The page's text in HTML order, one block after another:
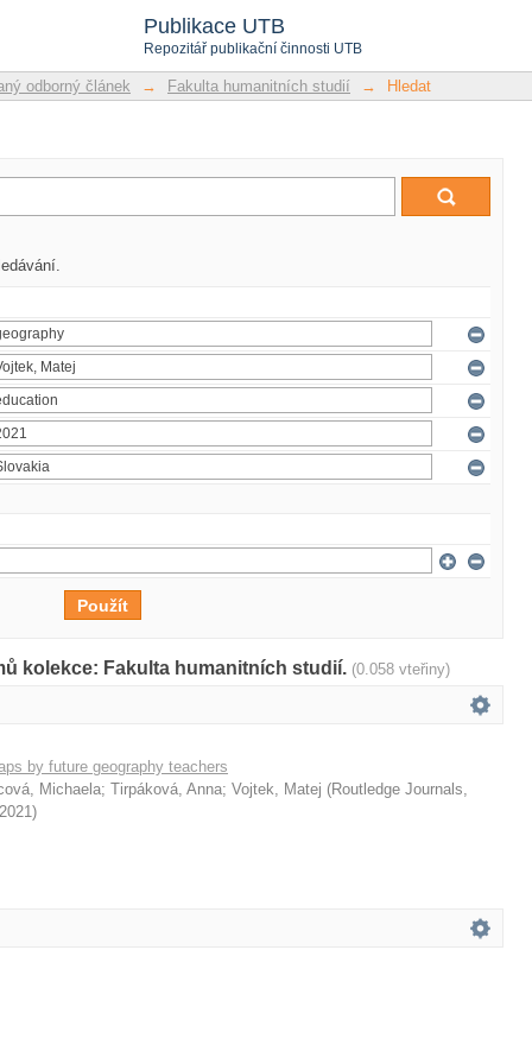
Publikace UTB
Repozitář publikační činnosti UTB
odborný článek → Fakulta humanitních studií → Hledat
kolekce: Fakulta humanitních studií. (0.058 vteřiny)
by future geography teachers
Michaela; Tirpáková, Anna; Vojtek, Matej (Routledge Journals,
2021)